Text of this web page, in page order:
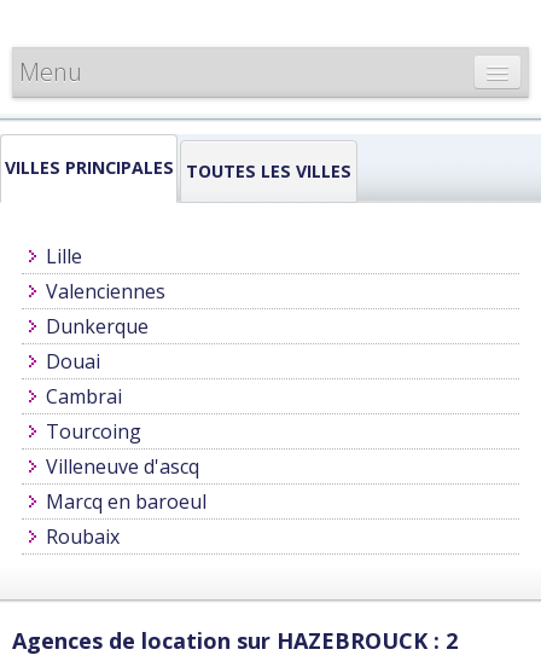
Menu
CARTE DE FRANCE
INFORMATIONS
VILLES PRINCIPALES TOUTES LES VILLES
Lille
Valenciennes
Dunkerque
Douai
Cambrai
Tourcoing
Villeneuve d'ascq
Marcq en baroeul
Roubaix
Agences de location sur HAZEBROUCK : 2